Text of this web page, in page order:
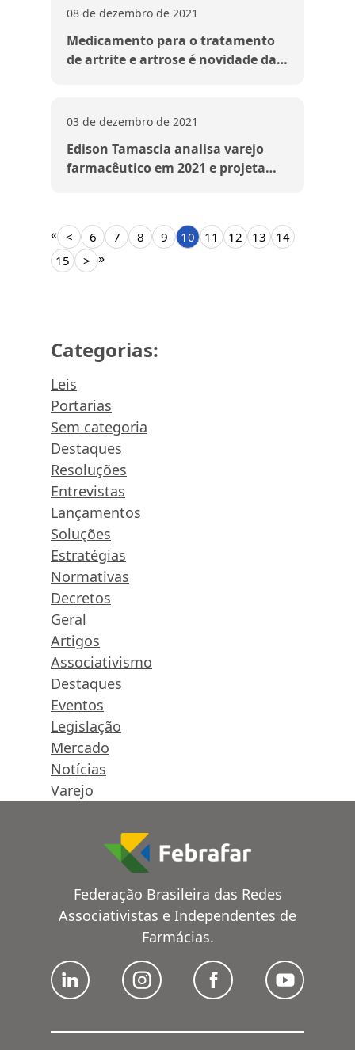
08 de dezembro de 2021
Medicamento para o tratamento
de artrite e artrose é novidade da
03 de dezembro de 2021
Edison Tamascia analisa varejo
farmacêutico em 2021 e projeta
« < 6 7 8 9 10 11 12 13
14
15
> »
Categorias:
Leis
Portarias
Sem categoria
Destaques
Resoluções
Entrevistas
Lançamentos
Soluções
Estratégias
Normativas
Decretos
Geral
Artigos
Associativismo
Destaques
Eventos
Legislação
Mercado
Notícias
Varejo
Federação Brasileira das Redes
Associativistas e Independentes de
Farmácias.